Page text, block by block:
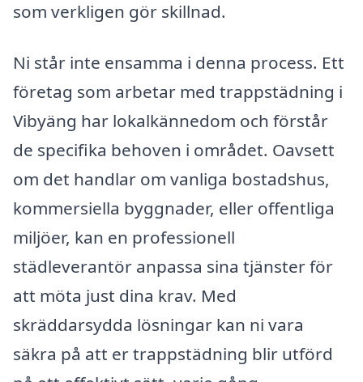
som verkligen gör skillnad.
Ni står inte ensamma i denna process. Ett
företag som arbetar med trappstädning i
Vibyäng har lokalkännedom och förstår
de specifika behoven i området. Oavsett
om det handlar om vanliga bostadshus,
kommersiella byggnader, eller offentliga
miljöer, kan en professionell
städleverantör anpassa sina tjänster för
att möta just dina krav. Med
skräddarsydda lösningar kan ni vara
säkra på att er trappstädning blir utförd